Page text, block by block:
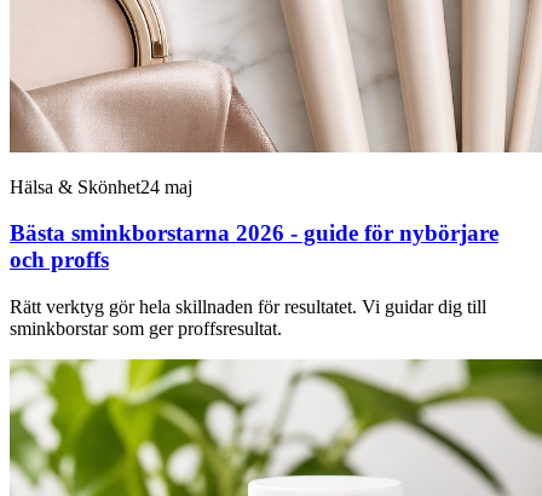
Hälsa & Skönhet24 maj
Bästa sminkborstarna 2026 - guide för nybörjare
och proffs
Rätt verktyg gör hela skillnaden för resultatet. Vi guidar dig till
sminkborstar som ger proffsresultat.